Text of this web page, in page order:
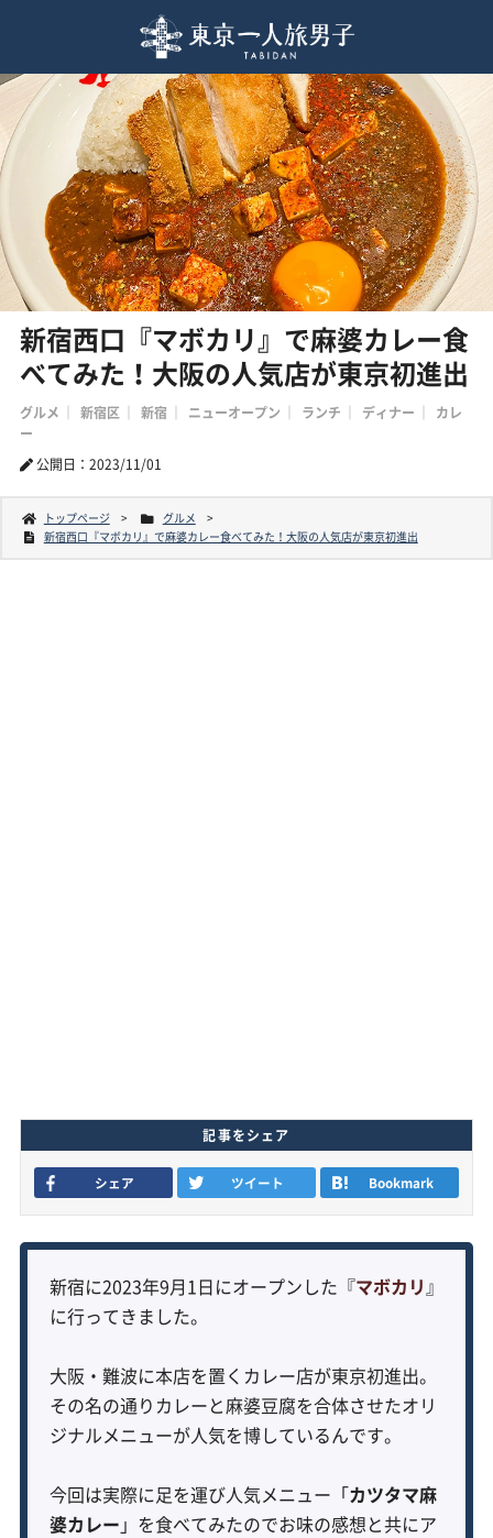
新宿西口『マボカリ』で麻婆カレー食
べてみた！大阪の人気店が東京初進出
グルメ 新宿区 新宿 ニューオープン ランチ ディナー
カレ
ー
公開日：2023/11/01
トップページ
グルメ
新宿西口『マボカリ』で麻婆カレー食べてみた！大阪の人気店が東京初進出
記事をシェア
シェア ツイート Bookmark
新宿に2023年9月1日にオープンした『マボカリ 』
に行ってきました。
大阪・難波に本店を置くカレー店が東京初進出。
その名の通りカレーと麻婆豆腐を合体させたオリ
ジナルメニューが人気を博しているんです。
今回は実際に足を運び人気メニュー「カツタマ麻
婆カレー 」を食べてみたのでお味の感想と共にア